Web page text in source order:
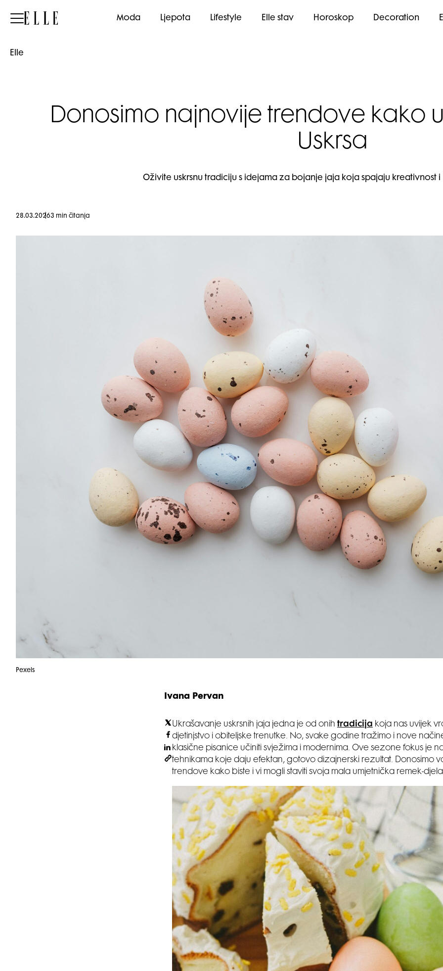
Elle Moda Ljepota Lifestyle Elle stav Horoskop Decoration
Elle
Donosimo najnovije trendove kako
Uskrsa
Oživite uskrsnu tradiciju s idejama za bojanje jaja koja spajaju kreativnost
28.03.20263 min čitanja
Pexels
Ivana Pervan
Ukrašavanje uskrsnih jaja jedna je od onih tradicija koja nas uvijek
djetinjstvo i obiteljske trenutke. No, svake godine tražimo i nove
klasične pisanice učiniti svježima i modernima. Ove sezone fokus je
tehnikama koje daju efektan, gotovo dizajnerski rezultat. Donosimo
trendove kako biste i vi mogli staviti svoja mala umjetnička remek-